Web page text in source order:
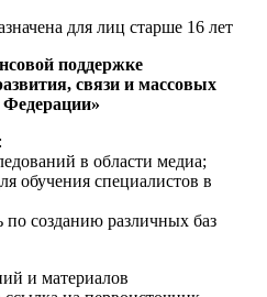
для лиц старше 16 лет
поддержке
связи и массовых
в области медиа;
обучения специалистов в
по созданию различных баз
и материалов